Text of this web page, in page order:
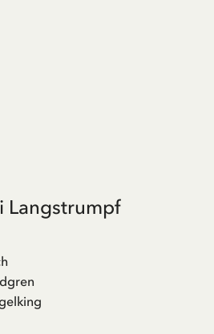
Langstrumpf